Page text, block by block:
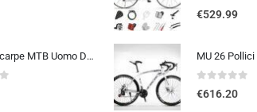
Hixingo Scarpe MTB Uomo Donna, Graffiti Colorati Stampa Scarpe Mountain Bike Compatibili con Pedali SPD, Unisex Scarpe Ciclis
0out of 5
€529.99
0out of 5
€616.20